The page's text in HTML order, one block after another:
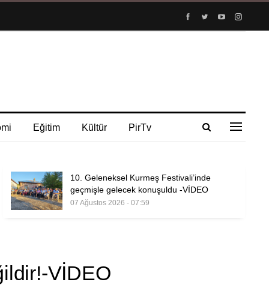
Eğitim Kültür PirTv
10. Geleneksel Kurmeş Festivali’inde
geçmişle gelecek konuşuldu -VİDEO
07 Ağustos 2026 - 07:59
VİDEO